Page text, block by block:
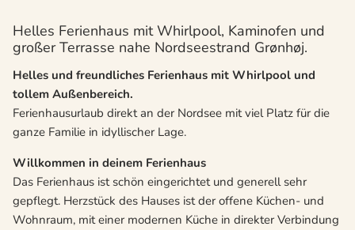
Helles Ferienhaus mit Whirlpool, Kaminofen und
großer Terrasse nahe Nordseestrand Grønhøj.
Helles und freundliches Ferienhaus mit Whirlpool und
tollem Außenbereich.
Ferienhausurlaub direkt an der Nordsee mit viel Platz für die
ganze Familie in idyllischer Lage.
Willkommen in deinem Ferienhaus
Das Ferienhaus ist schön eingerichtet und generell sehr
gepflegt. Herzstück des Hauses ist der offene Küchen- und
Wohnraum, mit einer modernen Küche in direkter Verbindung